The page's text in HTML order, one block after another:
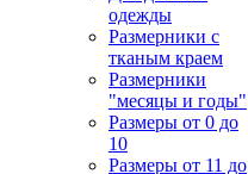
одежды
Размерники с
тканым краем
Размерники
"месяцы и годы"
Размеры от 0 до
10
Размеры от 11 до